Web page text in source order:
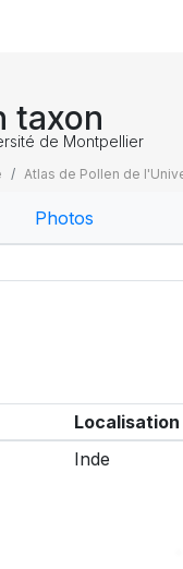
taxon
de Montpellier
Atlas de Pollen de
Photos
Localisation
Inde